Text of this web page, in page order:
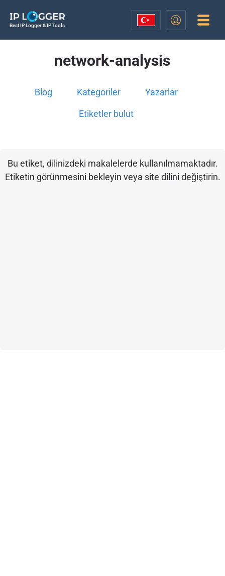
Best IP Logger & IP Tools
network-analysis
Blog Kategoriler Yazarlar
Etiketler bulut